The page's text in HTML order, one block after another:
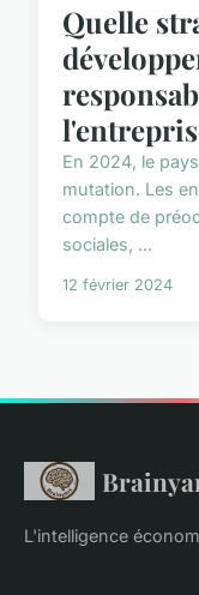
Quelle
En 2024, le
mutation. Les
compte de
sociales, ...
12 février 2024
L'intelligence